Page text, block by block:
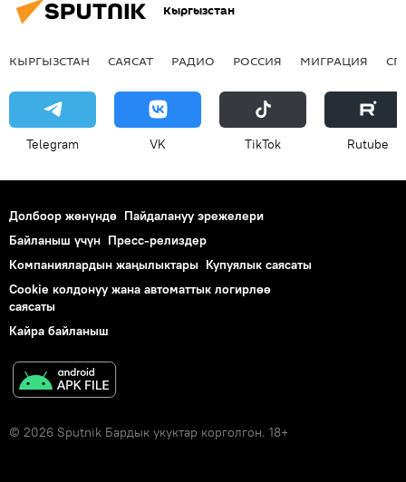
Кыргызстан
КЫРГЫЗСТАН САЯСАТ РАДИО РОССИЯ МИГРАЦИЯ
Telegram VK ТikТоk Rutube
Долбоор жөнүндө Пайдалануу эрежелери
Байланыш үчүн Пресс-релиздер
Компаниялардын жаңылыктары Купуялык саясаты
Cookie колдонуу жана автоматтык логирлөө
саясаты
Кайра байланыш
© 2026 Sputnik Бардык укуктар корголгон. 18+